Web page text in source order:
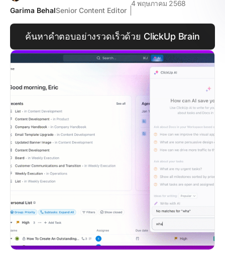
Garima BehalSenior Content Editor
4 พฤษภาคม 2568
ค้นหาคำตอบอย่างรวดเร็วด้วย ClickUp Brain